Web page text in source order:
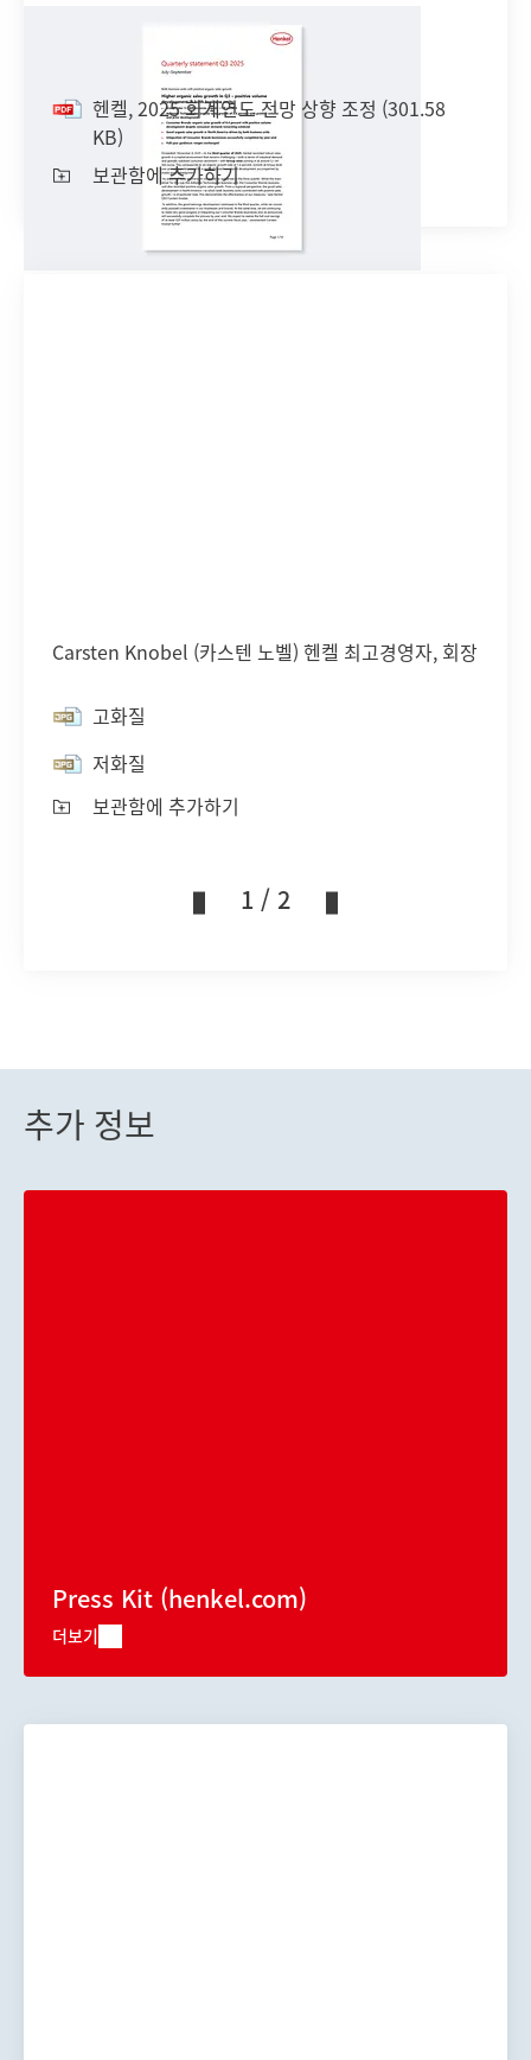
헨켈, 2025 회계연도 전망 상향 조정
헨켈, 2025 회계연도 전망 상향 조정 (301.58
KB)
보관함에 추가하기
Carsten Knobel (카스텐 노벨) 헨켈 최고경영자, 회장
고화질
저화질
보관함에 추가하기
1 / 2
추가 정보
Press Kit (henkel.com)
더보기